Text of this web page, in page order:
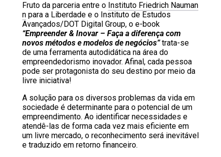
Fruto da parceria entre o Instituto Friedrich Nauman
npara a Liberdade e o Instituto de Estudos
Avançados/DOT Digital Group, o e-book
“Empreender & Inovar – Faça a diferença com
novos métodos e modelos de negócios”trata-se
de uma ferramenta autodidática na área do
empreendedorismo inovador. Afinal, cada pessoa
pode ser protagonista do seu destino por meio da
livre iniciativa!
A solução para os diversos problemas da vida em
sociedade é determinante para o potencial de um
empreendimento. Ao identificar necessidades e
atendê-las de forma cada vez mais eficiente em
um livre mercado, o reconhecimento será inevitável
e traduzido em retorno financeiro.